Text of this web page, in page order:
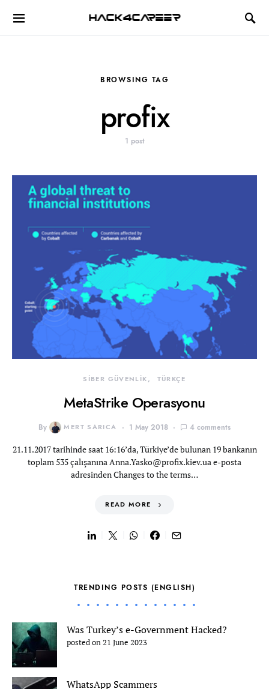
Hack4Career
BROWSING TAG
profix
1 post
SİBER GÜVENLİK TÜRKÇE
MetaStrike Operasyonu
By MERT SARICA 1 May 2018 4 comments
21.11.2017 tarihinde saat 16:16’da, Türkiye’de bulunan 19 bankanın
toplam 535 çalışanınaAnna.Yasko@profix.kiev.uae-posta
adresinden Changes to the terms…
READ MORE
TRENDING POSTS (ENGLISH)
Was Turkey’s e-Government Hacked?
posted on 21 June 2023
WhatsApp Scammers